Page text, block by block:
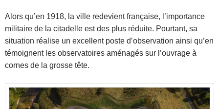
Alors qu’en 1918, la ville redevient française, l’importance
militaire de la citadelle est des plus réduite. Pourtant, sa
situation réalise un excellent poste d’observation ainsi qu’en
témoignent les observatoires aménagés sur l’ouvrage à
cornes de la grosse tête.